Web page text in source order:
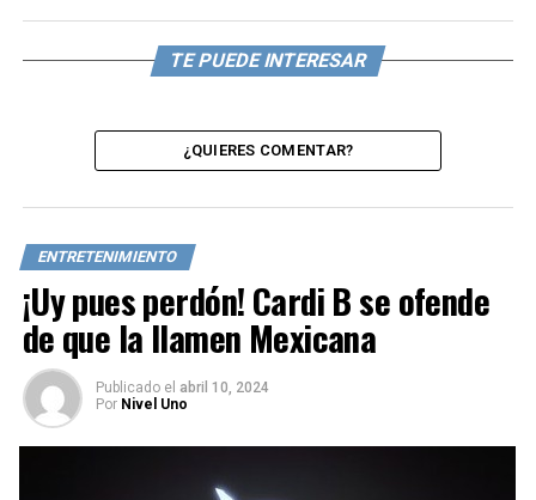
TE PUEDE INTERESAR
¿QUIERES COMENTAR?
ENTRETENIMIENTO
¡Uy pues perdón! Cardi B se ofende
de que la llamen Mexicana
Publicado el abril 10, 2024
Por Nivel Uno